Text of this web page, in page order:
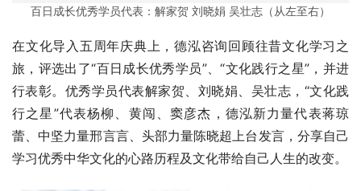
在文化导入五周年庆典上，德泓咨询回顾往昔文化学习之
行表彰。优秀学员代表解家贺、刘晓娟、吴壮志，“文化践
行之星”代表杨柳、黄闯、窦彦杰，德泓新力量代表蒋琼
蕾、中坚力量邢言言、头部力量陈晓超上台发言，分享自己
学习优秀中华文化的心路历程及文化带给自己人生的改变。